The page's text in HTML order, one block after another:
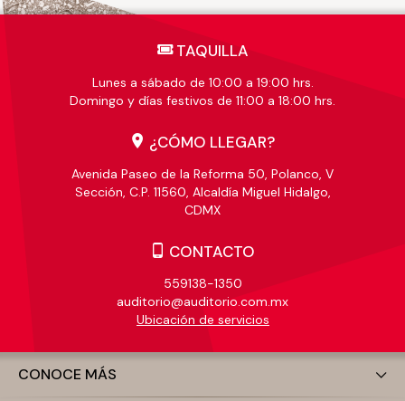
TAQUILLA
Lunes a sábado de 10:00 a 19:00 hrs.
Domingo y días festivos de 11:00 a 18:00 hrs.
¿CÓMO LLEGAR?
Avenida Paseo de la Reforma 50, Polanco, V
Sección, C.P. 11560, Alcaldía Miguel Hidalgo,
CDMX
CONTACTO
559138-1350
auditorio@auditorio.com.mx
Ubicación de servicios
CONOCE MÁS